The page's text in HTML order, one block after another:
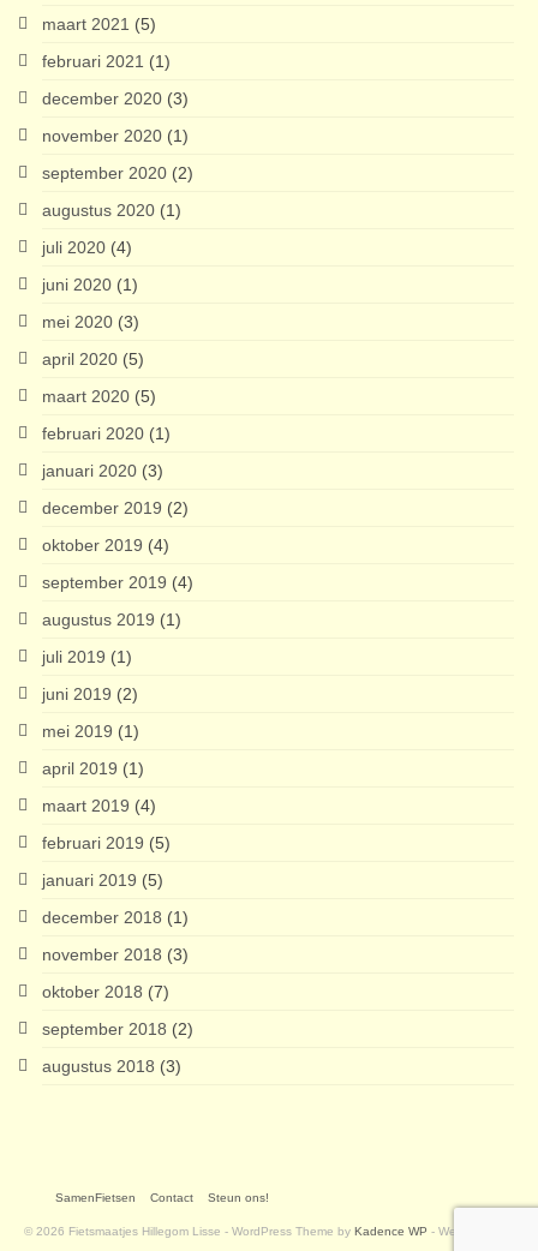
maart 2021 (5)
februari 2021 (1)
december 2020 (3)
november 2020 (1)
september 2020 (2)
augustus 2020 (1)
juli 2020 (4)
juni 2020 (1)
mei 2020 (3)
april 2020 (5)
maart 2020 (5)
februari 2020 (1)
januari 2020 (3)
december 2019 (2)
oktober 2019 (4)
september 2019 (4)
augustus 2019 (1)
juli 2019 (1)
juni 2019 (2)
mei 2019 (1)
april 2019 (1)
maart 2019 (4)
februari 2019 (5)
januari 2019 (5)
december 2018 (1)
november 2018 (3)
oktober 2018 (7)
september 2018 (2)
augustus 2018 (3)
SamenFietsen Contact Steun ons!
© 2026 Fietsmaatjes Hillegom Lisse - WordPress Theme by Kadence WP - Website